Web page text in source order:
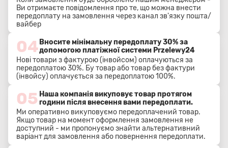
Ви отримаєте повідомлення про те, що можна внести
передоплату на замовлення через канал зв'язку пошта/
вайбер
04 Вносите мінімальну передоплату 30% за
допомогою платіжної системи Przelewy24
Нові товари з фактурою (інвойсом) оплачуються за
передоплатою 30%. Бу товар або товар без фактури
(інвойсу) оплачується за передоплатою 100%.
05 Наша компанія викуповує товар протягом
години після внесення вами передоплати.
Ми оперативно викуповуємо передоплачений товар.
Якщо товар на момент оформлення замовлення не
доступний - ми пропонуємо знайти альтернативний
варіант для замовлення або повернення передоплати.